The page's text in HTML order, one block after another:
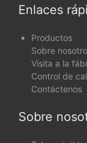
Enlaces
Productos
Sobre
Visita a la
Control de
Contáctenos
Sobre